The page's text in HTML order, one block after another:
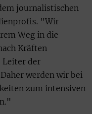
journalistischen
"Wir
Weg in die
Kräften
Leiter der
werden wir bei
zum intensiven